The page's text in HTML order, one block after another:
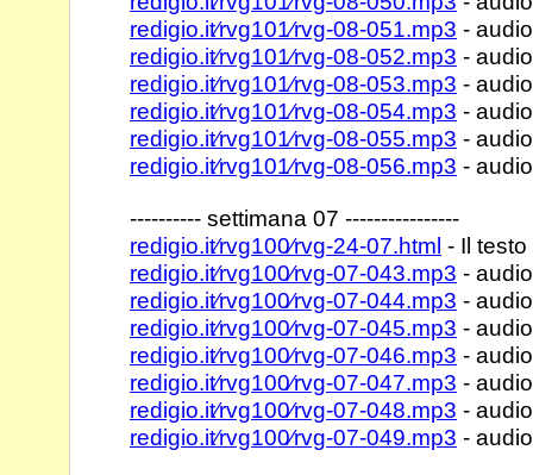
redigio.it⁄rvg101⁄rvg-08-051.mp3 -
redigio.it⁄rvg101⁄rvg-08-052.mp3 -
redigio.it⁄rvg101⁄rvg-08-053.mp3 -
redigio.it⁄rvg101⁄rvg-08-054.mp3 -
redigio.it⁄rvg101⁄rvg-08-055.mp3 -
redigio.it⁄rvg101⁄rvg-08-056.mp3 -
---------- settimana 07 ----------------
redigio.it⁄rvg100⁄rvg-24-07.html - Il
redigio.it⁄rvg100⁄rvg-07-043.mp3 -
redigio.it⁄rvg100⁄rvg-07-044.mp3 -
redigio.it⁄rvg100⁄rvg-07-045.mp3 -
redigio.it⁄rvg100⁄rvg-07-046.mp3 -
redigio.it⁄rvg100⁄rvg-07-047.mp3 -
redigio.it⁄rvg100⁄rvg-07-048.mp3 -
redigio.it⁄rvg100⁄rvg-07-049.mp3 -